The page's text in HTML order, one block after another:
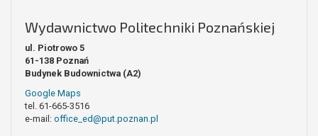
Wydawnictwo Politechniki Poznańskiej
ul. Piotrowo 5
61-138 Poznań
Budynek Budownictwa (A2)
Google Maps
tel. 61-665-3516
e-mail: office_ed@put.poznan.pl